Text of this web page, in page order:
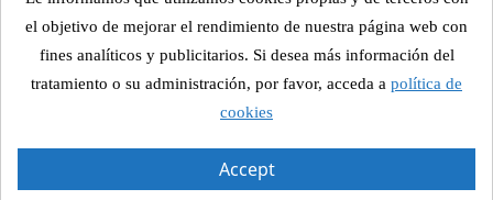
Compartir
el objetivo de mejorar el rendimiento de nuestra página web con
fines analíticos y publicitarios. Si desea más información del
tratamiento o su administración, por favor, acceda a política de
cookies
Accept